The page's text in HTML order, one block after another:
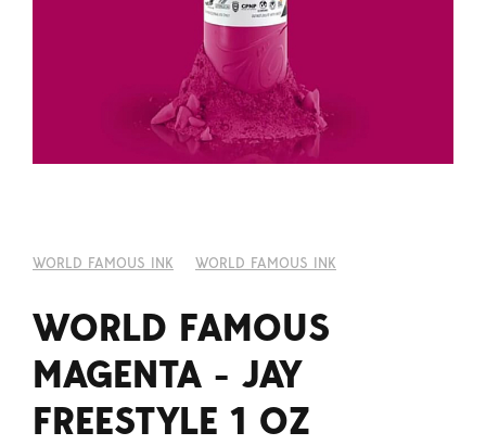
WORLD FAMOUS INK WORLD FAMOUS INK
WORLD FAMOUS
MAGENTA - JAY
FREESTYLE 1 OZ